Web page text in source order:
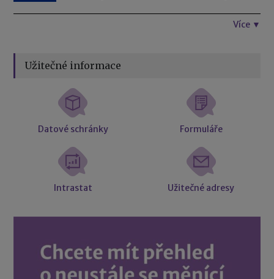
Více ▼
Užitečné informace
Datové schránky Formuláře
Intrastat Užitečné adresy